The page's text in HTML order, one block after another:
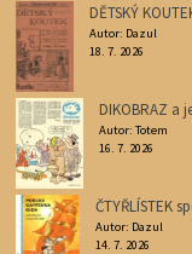
DĚTSKÝ
Autor: Dazul
18. 7. 2026
DIKOBRAZ a
Autor: Totem
16. 7. 2026
ČTYŘLÍSTEK
Autor: Dazul
14. 7. 2026